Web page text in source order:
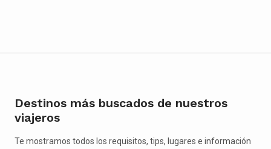
Destinos más buscados de nuestros
viajeros
Te mostramos todos los requisitos, tips, lugares e información